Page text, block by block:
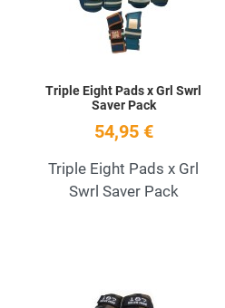
Triple Eight Pads x Grl Swrl
Saver Pack
54,95 €
Triple Eight Pads x Grl
Swrl Saver Pack
Add to Wishlist